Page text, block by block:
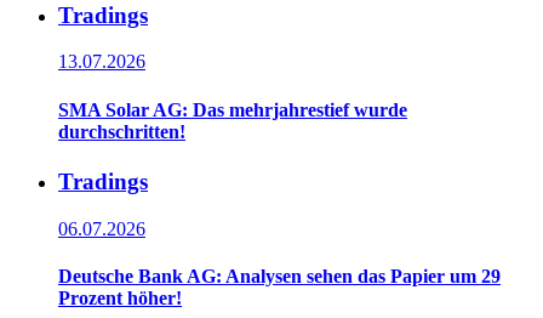
Tradings
13.07.2026
SMA Solar AG: Das mehrjahrestief wurde
durchschritten!
Tradings
06.07.2026
Deutsche Bank AG: Analysen sehen das Papier um 29
Prozent höher!